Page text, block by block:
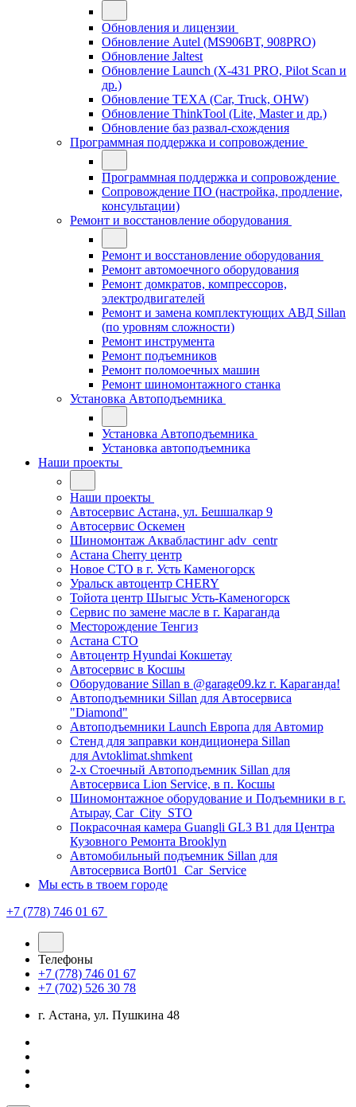
Обновления и лицензии
Обновление Autel (MS906BT, 908PRO)
Обновление Jaltest
Обновление Launch (X-431 PRO, Pilot Scan и
др.)
Обновление TEXA (Car, Truck, OHW)
Обновление ThinkTool (Lite, Master и др.)
Обновление баз развал-схождения
Программная поддержка и сопровождение
Программная поддержка и сопровождение
Сопровождение ПО (настройка, продление,
консультации)
Ремонт и восстановление оборудования
Ремонт и восстановление оборудования
Ремонт автомоечного оборудования
Ремонт домкратов, компрессоров,
электродвигателей
Ремонт и замена комплектующих АВД Sillan
(по уровням сложности)
Ремонт инструмента
Ремонт подъемников
Ремонт поломоечных машин
Ремонт шиномонтажного станка
Установка Автоподъемника
Установка Автоподъемника
Установка автоподъемника
Наши проекты
Наши проекты
Автосервис Астана, ул. Бешшалкар 9
Автосервис Оскемен
Шиномонтаж Аквабластинг adv_centr
Астана Cherry центр
Новое СТО в г. Усть Каменогорск
Уральск автоцентр CHERY
Тойота центр Шыгыс Усть-Каменогорск
Сервис по замене масле в г. Караганда
Месторождение Тенгиз
Астана СТО
Автоцентр Hyundai Кокшетау
Автосервис в Косшы
Оборудование Sillan в @garage09.kz г. Караганда!
Автоподъемники Sillan для Автосервиса
"Diamond"
Автоподъемники Launch Европа для Автомир
Стенд для заправки кондиционера Sillan
для Avtoklimat.shmkent
2-х Стоечный Автоподъемник Sillan для
Автосервиса Lion Service, в п. Косшы
Шиномонтажное оборудование и Подъемники в г.
Атырау, Car_City_STO
Покрасочная камера Guangli GL3 B1 для Центра
Кузовного Ремонта Brooklyn
Автомобильный подъемник Sillan для
Автосервиса Bort01_Car_Service
Мы есть в твоем городе
+7 (778) 746 01 67
Телефоны
+7 (778) 746 01 67
+7 (702) 526 30 78
г. Астана, ул. Пушкина 48